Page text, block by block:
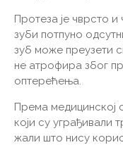
Протеза је чврсто
зуби потпуно
зуб може преузети
не атрофира због
оптерећења.
Према медицинској
који су уграђивали
жали што нису